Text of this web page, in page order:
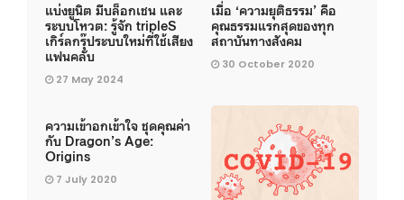
แบ่งยูนิต มีบล็อกเชน และ
ระบบโหวต: รู้จัก tripleS
เกิร์ลกรุ๊ประบบใหม่ที่ใช้เสียง
แฟนคลับ
27 May 2024
เมื่อ ‘ความยุติธรรม’ คือ
คุณธรรมแรกสุดของทุก
สถาบันทางสังคม
30 October 2020
ความเข้าอกเข้าใจ ชุดคุณค่า
กับ Dragon’s Age:
Origins
7 July 2020